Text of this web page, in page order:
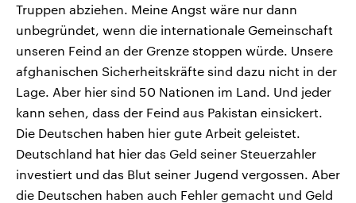
Truppen abziehen. Meine Angst wäre nur dann
unbegründet, wenn die internationale Gemeinschaft
unseren Feind an der Grenze stoppen würde. Unsere
afghanischen Sicherheitskräfte sind dazu nicht in der
Lage. Aber hier sind 50 Nationen im Land. Und jeder
kann sehen, dass der Feind aus Pakistan einsickert.
Die Deutschen haben hier gute Arbeit geleistet.
Deutschland hat hier das Geld seiner Steuerzahler
investiert und das Blut seiner Jugend vergossen. Aber
die Deutschen haben auch Fehler gemacht und Geld